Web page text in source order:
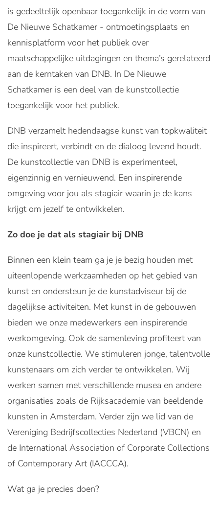
is gedeeltelijk openbaar toegankelijk in de vorm van
De Nieuwe Schatkamer - ontmoetingsplaats en
kennisplatform voor het publiek over
maatschappelijke uitdagingen en thema’s gerelateerd
aan de kerntaken van DNB. In De Nieuwe
Schatkamer is een deel van de kunstcollectie
toegankelijk voor het publiek.
DNB verzamelt hedendaagse kunst van topkwaliteit
die inspireert, verbindt en de dialoog levend houdt.
De kunstcollectie van DNB is experimenteel,
eigenzinnig en vernieuwend. Een inspirerende
omgeving voor jou als stagiair waarin je de kans
krijgt om jezelf te ontwikkelen.
Zo doe je dat als stagiair bij DNB
Binnen een klein team ga je je bezig houden met
uiteenlopende werkzaamheden op het gebied van
kunst en ondersteun je de kunstadviseur bij de
dagelijkse activiteiten. Met kunst in de gebouwen
bieden we onze medewerkers een inspirerende
werkomgeving. Ook de samenleving profiteert van
onze kunstcollectie. We stimuleren jonge, talentvolle
kunstenaars om zich verder te ontwikkelen. Wij
werken samen met verschillende musea en andere
organisaties zoals de Rijksacademie van beeldende
kunsten in Amsterdam. Verder zijn we lid van de
Vereniging Bedrijfscollecties Nederland (VBCN) en
de International Association of Corporate Collections
of Contemporary Art (IACCCA).
Wat ga je precies doen?